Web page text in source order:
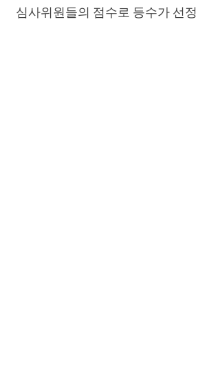
심사위원들의 점수로 등수가 선정